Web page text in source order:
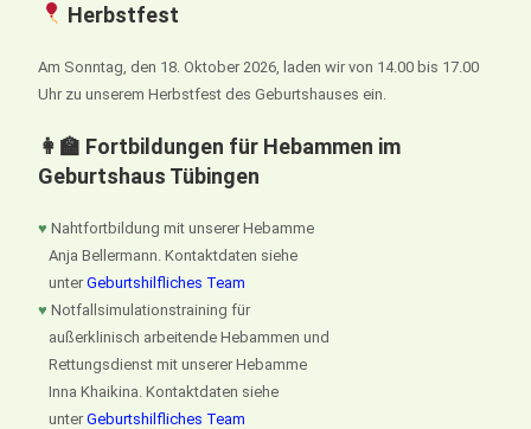
Herbstfest
Am Sonntag, den 18. Oktober 2026, laden wir von 14.00 bis 17.00
Uhr zu unserem Herbstfest des Geburtshauses ein.
👩‍🏫 Fortbildungen für Hebammen im
Geburtshaus Tübingen
♥ Nahtfortbildung mit unserer Hebamme
Anja Bellermann. Kontaktdaten siehe
unterGeburtshilfliches Team
♥ Notfallsimulationstraining für
außerklinisch arbeitende Hebammen und
Rettungsdienst mit unserer Hebamme
Inna Khaikina. Kontaktdaten siehe
unterGeburtshilfliches Team